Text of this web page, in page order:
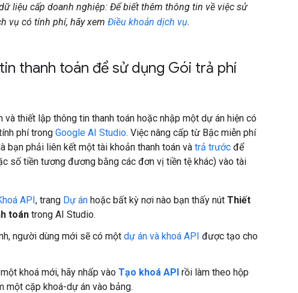
liệu cấp doanh nghiệp: Để biết thêm thông tin về việc sử
vụ có tính phí, hãy xem Điều khoản dịch vụ.
thanh toán để sử dụng Gói trả phí
và thiết lập thông tin thanh toán hoặc nhập một dự án hiện có
phí trong Google AI Studio. Việc nâng cấp từ Bậc miễn phí
bạn phải liên kết một tài khoản thanh toán và trả trước để
số tiền tương đương bằng các đơn vị tiền tệ khác) vào tài
API, trang Dự án hoặc bất kỳ nơi nào bạn thấy nút Thiết
toán trong AI Studio.
người dùng mới sẽ có một dự án và khoá API được tạo cho
khoá mới, hãy nhấp vào Tạo khoá API rồi làm theo hộp
một cặp khoá-dự án vào bảng.